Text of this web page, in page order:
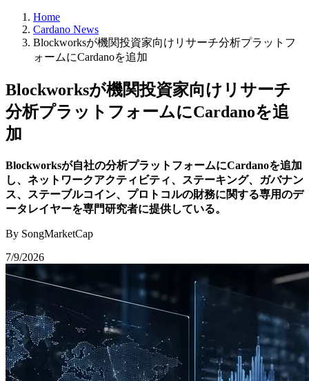
Home
Cardano News
Blockworksが機関投資家向けリサーチ分析プラットフ
ォームにCardanoを追加
Blockworksが機関投資家向けリサーチ
分析プラットフォームにCardanoを追
加
Blockworksが自社の分析プラットフォームにCardanoを追加
し、ネットワークアクティビティ、ステーキング、ガバナン
ス、ステーブルコイン、プロトコルの財務に関する専用のデ
ータレイヤーを専門研究者に提供している。
By SongMarketCap
7/9/2026